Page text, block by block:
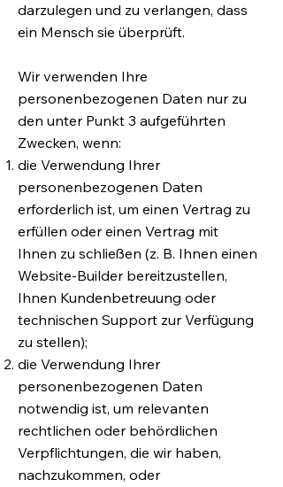
darzulegen und zu verlangen, dass
ein Mensch sie überprüft.
Wir verwenden Ihre
personenbezogenen Daten nur zu
den unter Punkt 3 aufgeführten
Zwecken, wenn:
die Verwendung Ihrer
personenbezogenen Daten
erforderlich ist, um einen Vertrag zu
erfüllen oder einen Vertrag mit
Ihnen zu schließen (z. B. Ihnen einen
Website-Builder bereitzustellen,
Ihnen Kundenbetreuung oder
technischen Support zur Verfügung
zu stellen);
die Verwendung Ihrer
personenbezogenen Daten
notwendig ist, um relevanten
rechtlichen oder behördlichen
Verpflichtungen, die wir haben,
nachzukommen, oder